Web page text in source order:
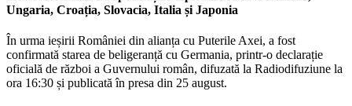
Ungaria, Croația, Slovacia, Italia și Japonia
În urma ieșirii României din alianța cu Puterile Axei, a fost
confirmată starea de beligeranță cu Germania, printr-o declarație
oficială de război a Guvernului român, difuzată la Radiodifuziune la
ora 16:30 și publicată în presa din 25 august.